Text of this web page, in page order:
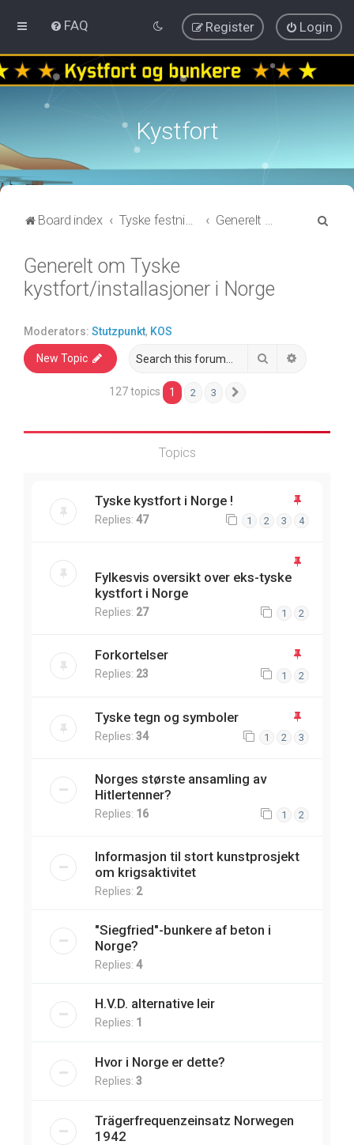
FAQ Login
Register
Kystfort
Board index Tyske festningsanlegg fra nord til sør-Norge Generelt om Tyske kystfort/installasjoner i Norge
Generelt om Tyske
kystfort/installasjoner i Norge
Moderators: Stutzpunkt, KOS
New Topic Search
127 topics 1 2 3
Topics
Tyske kystfort i Norge !
Replies: 47 1 2 3 4
Fylkesvis oversikt over eks-tyske
kystfort i Norge
Replies: 27 1 2
Forkortelser
Replies: 23 1 2
Tyske tegn og symboler
Replies: 34 1 2 3
Norges største ansamling av
Hitlertenner?
Replies: 16 1 2
Informasjon til stort kunstprosjekt
om krigsaktivitet
Replies: 2
"Siegfried"-bunkere af beton i
Norge?
Replies: 4
H.V.D. alternative leir
Replies: 1
Hvor i Norge er dette?
Replies: 3
Trägerfrequenzeinsatz Norwegen
1942